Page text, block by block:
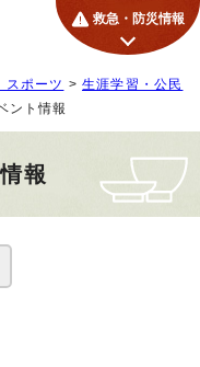
救急・防災情報
スポーツ >生涯学習・公民
ント情報
報